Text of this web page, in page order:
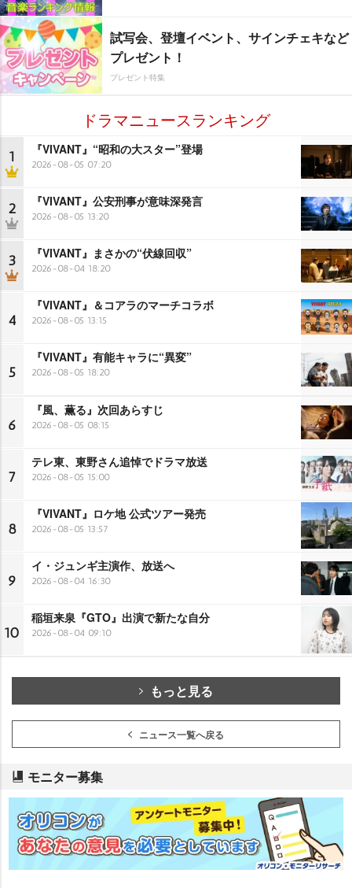
試写会、登壇イベント、サインチェキなど
プレゼント！
プレゼント特集
ドラマニュースランキング
1 『VIVANT』“昭和の大スター”登場
2026-08-05 07:20
2 『VIVANT』公安刑事が意味深発言
2026-08-05 13:20
3 『VIVANT』まさかの“伏線回収”
2026-08-04 18:20
4
『VIVANT』＆コアラのマーチコラボ
2026-08-05 13:15
5
『VIVANT』有能キャラに“異変”
2026-08-05 18:20
6
『風、薫る』次回あらすじ
2026-08-05 08:15
7
テレ東、東野さん追悼でドラマ放送
2026-08-05 15:00
8
『VIVANT』ロケ地 公式ツアー発売
2026-08-05 13:57
9
イ・ジュンギ主演作、放送へ
2026-08-04 16:30
10
稲垣来泉『GTO』出演で新たな自分
2026-08-04 09:10
もっと見る
ニュース一覧へ戻る
モニター募集